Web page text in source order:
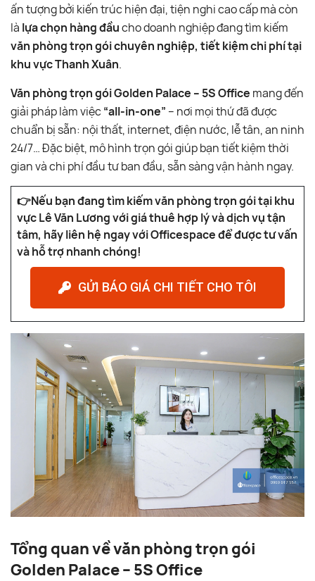
ấn tượng bởi kiến trúc hiện đại, tiện nghi cao cấp mà còn
là lựa chọn hàng đầucho doanh nghiệp đang tìm kiếm
văn phòng trọn gói chuyên nghiệp, tiết kiệm chi phí tại
khu vực Thanh Xuân.
Văn phòng trọn gói Golden Palace – 5S Office mang đến
giải pháp làm việc“all-in-one” – nơi mọi thứ đã được
chuẩn bị sẵn: nội thất, internet, điện nước, lễ tân, an ninh
24/7… Đặc biệt, mô hình trọn gói giúp bạn tiết kiệm thời
gian và chi phí đầu tư ban đầu, sẵn sàng vận hành ngay.
👉Nếu bạn đang tìm kiếm văn phòng trọn gói tại khu
vực Lê Văn Lương với giá thuê hợp lý và dịch vụ tận
tâm, hãy liên hệ ngay với Officespace để được tư vấn
và hỗ trợ nhanh chóng!
GỬI BÁO GIÁ CHI TIẾT CHO TÔI
Tổng quan về văn phòng trọn gói
Golden Palace – 5S Office